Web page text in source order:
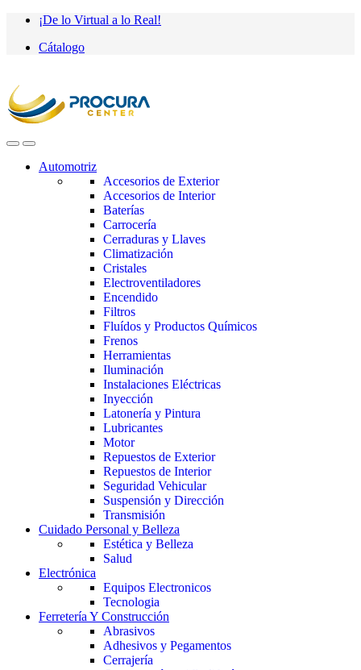
Saltar
navegación
saltar
contenido
¡De lo Virtual a lo Real!
Cátalogo
Automotriz
Accesorios de Exterior
Accesorios de Interior
Baterías
Carrocería
Cerraduras y Llaves
Climatización
Cristales
Electroventiladores
Encendido
Filtros
Fluídos y Productos Químicos
Frenos
Herramientas
Iluminación
Instalaciones Eléctricas
Inyección
Latonería y Pintura
Lubricantes
Motor
Repuestos de Exterior
Repuestos de Interior
Seguridad Vehicular
Suspensión y Dirección
Transmisión
Cuidado Personal y Belleza
Estética y Belleza
Salud
Electrónica
Equipos Electronicos
Tecnologia
Ferretería Y Construcción
Abrasivos
Adhesivos y Pegamentos
Cerrajería